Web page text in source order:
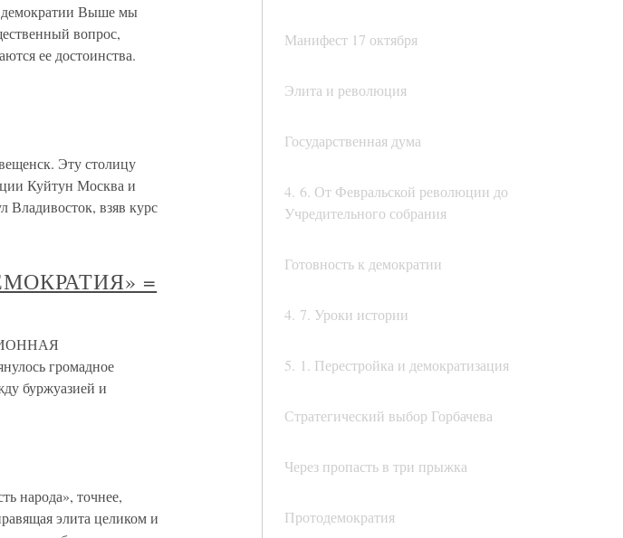
Манифест 17 октября
Элита и революция
Государственная дума
4. 6. От Февральской революции до
Учредительного собрания
Готовность к демократии
4. 7. Уроки истории
5. 1. Перестройка и демократизация
Стратегический выбор Горбачева
Через пропасть в три прыжка
Протодемократия
демократии Выше мы
вопрос,
ее достоинства.
Эту столицу
Куйтун Москва и
Владивосток, взяв курс
=
громадное
буржуазией и
народа», точнее,
элита целиком и